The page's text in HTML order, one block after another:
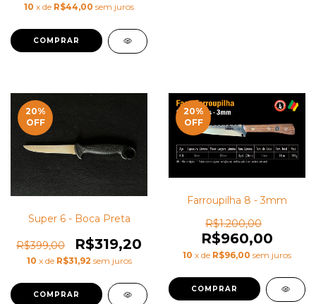
10 x de R$44,00 sem juros
20%
OFF
Super 6 - Boca Preta
R$399,00 R$319,20
10 x de R$31,92 sem juros
20%
OFF
Farroupilha 8 - 3mm
R$1.200,00
R$960,00
10 x de R$96,00 sem juros